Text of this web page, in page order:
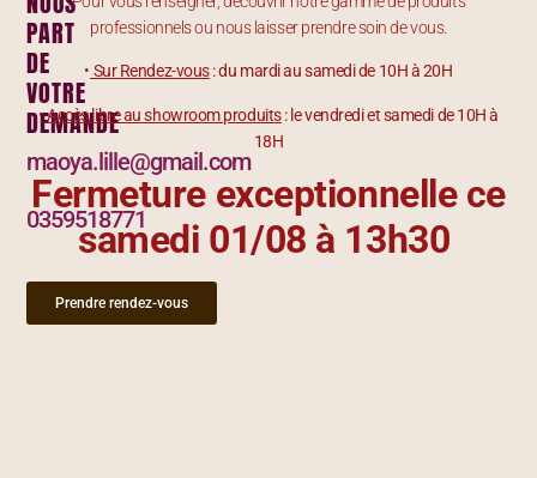
PART
DE
VOTRE
DEMANDE
maoya.lille@gmail.com
0359518771
professionnels ou nous laisser prendre soin de vous.
• Sur Rendez-vous: du mardi au samedi de 10H à 20H
•Accès libre au showroom produits: le vendredi et samedi de 10H à
18H
Fermeture exceptionnelle ce
samedi 01/08 à 13h30
Prendre rendez-vous